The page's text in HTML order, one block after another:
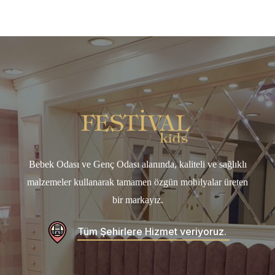
Ranzalı Genç Odası Modelleri
Ranza modelleri vermiş olduğumuz iç mimarlık desteği ile
özel olarak tasarlanmaktadır.
Bebek Odası ve Genç Odası alanında, kaliteli ve sağlıklı
malzemeler kullanarak tamamen özgün mobilyalar üreten
bir markayız.
Tüm Şehirlere Hizmet veriyoruz.